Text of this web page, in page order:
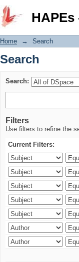
Search
Home → Search
Search
Search:
Filters
Use filters to refine the
Current Filters: